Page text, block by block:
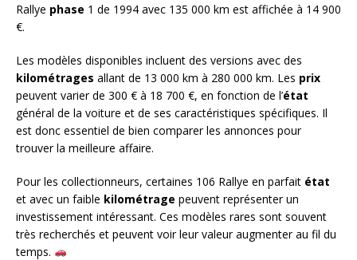
Rallye phase 1 de 1994 avec 135 000 km est affichée à 14 900
€.
Les modèles disponibles incluent des versions avec des
kilométrages allant de 13 000 km à 280 000 km. Les prix
peuvent varier de 300 € à 18 700 €, en fonction de l’état
général de la voiture et de ses caractéristiques spécifiques. Il
est donc essentiel de bien comparer les annonces pour
trouver la meilleure affaire.
Pour les collectionneurs, certaines 106 Rallye en parfait état
et avec un faible kilométrage peuvent représenter un
investissement intéressant. Ces modèles rares sont souvent
très recherchés et peuvent voir leur valeur augmenter au fil du
temps.